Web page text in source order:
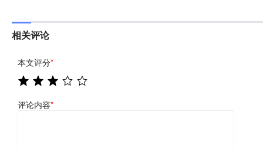
相关评论
本文评分*
评论内容*